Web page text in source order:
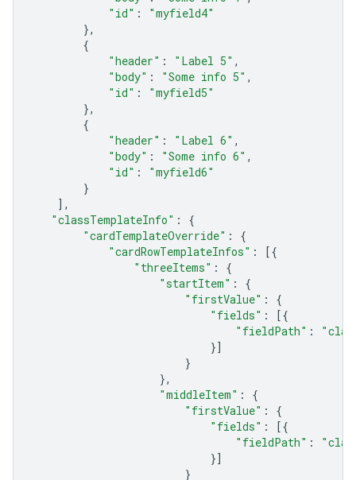
"id" :
"myfield4"
},
{
"header" : "Label 5" ,
"body" : "Some info 5" ,
"id" :
"myfield5"
},
{
"header" : "Label 6" ,
"body" : "Some info 6" ,
"id" :
"myfield6"
}
],
"classTemplateInfo" :
{
"cardTemplateOverride" :
{
"cardRowTemplateInfos" :
[{
"threeItems" :
{
"startItem" :
{
"firstValue" :
{
"fields" :
[{
"fieldPath" :
}]
}
},
"middleItem" :
{
"firstValue" :
{
"fields" :
[{
"fieldPath" :
}]
}